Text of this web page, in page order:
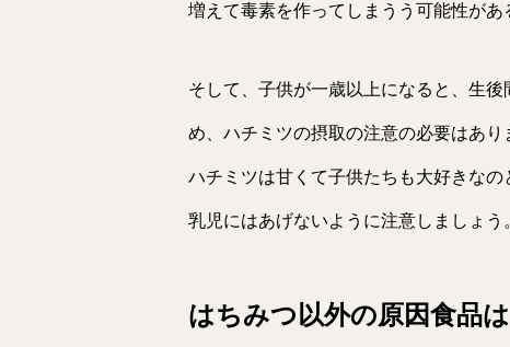
増えて毒素を作ってしまうう可能性があ
そして、子供が一歳以上になると、生
め、ハチミツの摂取の注意の必要はあり
ハチミツは甘くて子供たちも大好きな
乳児にはあげないように注意しましょう
はちみつ以外の原因食品